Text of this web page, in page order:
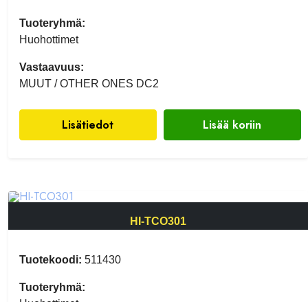
Tuoteryhmä:
Huohottimet
Vastaavuus:
MUUT / OTHER ONES DC2
Lisätiedot Lisää koriin
HI-TCO301
Tuotekoodi: 511430
Tuoteryhmä: